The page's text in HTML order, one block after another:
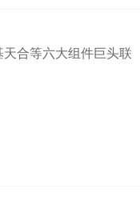
合等六大组件巨头联